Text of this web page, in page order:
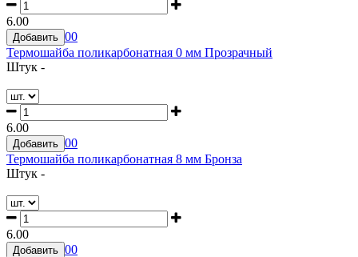
6.00
Добавить 00
Термошайба поликарбонатная 0 мм Прозрачный
Штук -
6.00
Добавить 00
Термошайба поликарбонатная 8 мм Бронза
Штук -
6.00
Добавить 00